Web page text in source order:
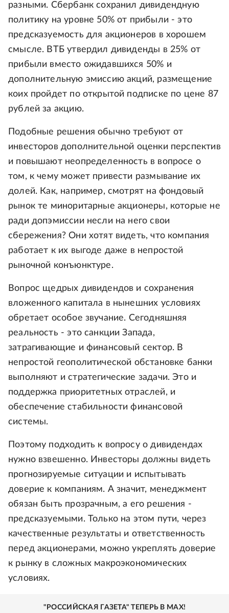
разными. Сбербанк сохранил дивидендную
политику на уровне 50% от прибыли - это
предсказуемость для акционеров в хорошем
смысле. ВТБ утвердил дивиденды в 25% от
прибыли вместо ожидавшихся 50% и
дополнительную эмиссию акций, размещение
коих пройдет по открытой подписке по цене 87
рублей за акцию.
Подобные решения обычно требуют от
инвесторов дополнительной оценки перспектив
и повышают неопределенность в вопросе о
том, к чему может привести размывание их
долей. Как, например, смотрят на фондовый
рынок те миноритарные акционеры, которые не
ради допэмиссии несли на него свои
сбережения? Они хотят видеть, что компания
работает к их выгоде даже в непростой
рыночной конъюнктуре.
Вопрос щедрых дивидендов и сохранения
вложенного капитала в нынешних условиях
обретает особое звучание. Сегодняшняя
реальность - это санкции Запада,
затрагивающие и финансовый сектор. В
непростой геополитической обстановке банки
выполняют и стратегические задачи. Это и
поддержка приоритетных отраслей, и
обеспечение стабильности финансовой
системы.
Поэтому подходить к вопросу о дивидендах
нужно взвешенно. Инвесторы должны видеть
прогнозируемые ситуации и испытывать
доверие к компаниям. А значит, менеджмент
обязан быть прозрачным, а его решения -
предсказуемыми. Только на этом пути, через
качественные результаты и ответственность
перед акционерами, можно укреплять доверие
к рынку в сложных макроэкономических
условиях.
"РОССИЙСКАЯ ГАЗЕТА" ТЕПЕРЬ В MAX!